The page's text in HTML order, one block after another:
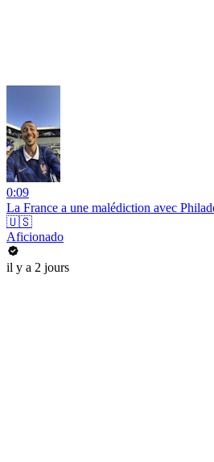
0:09
La France a une malédiction avec
🇺🇸
Aficionado
il y a 2 jours